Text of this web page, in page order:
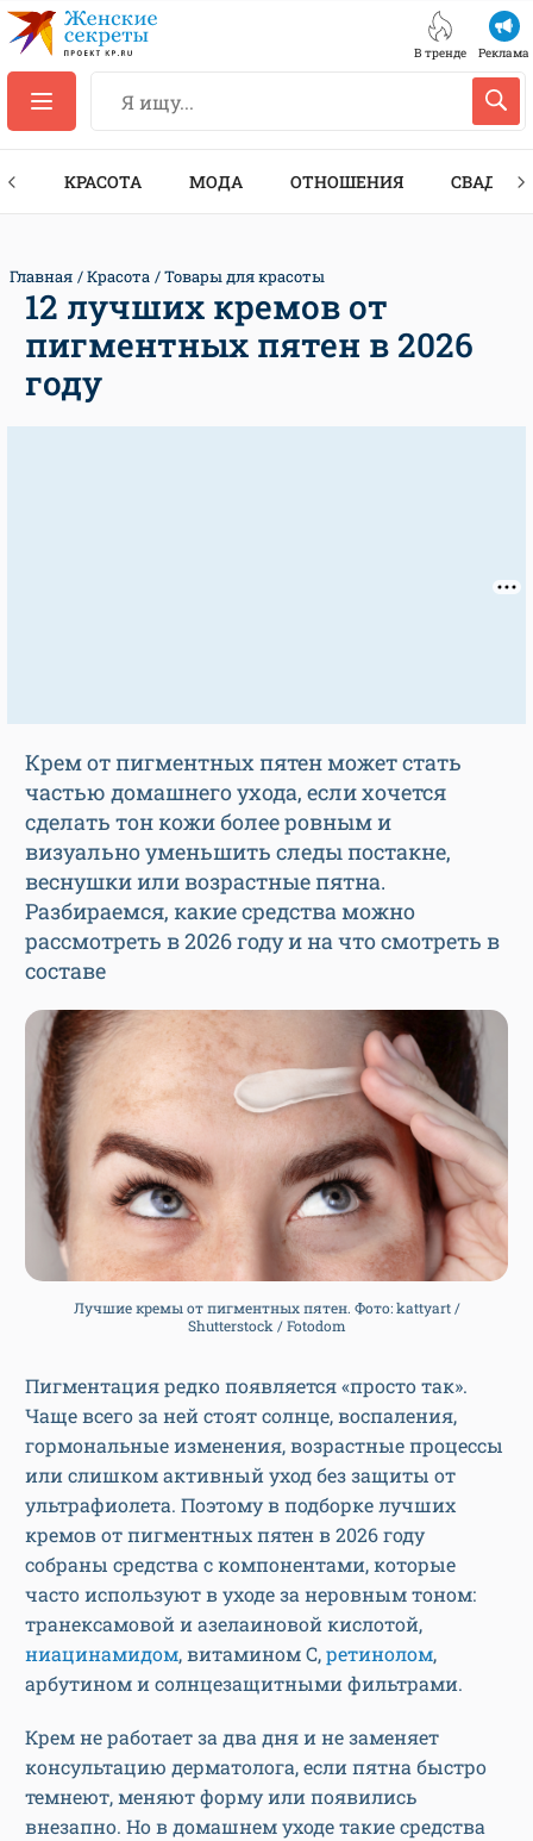
В тренде Реклама
КРАСОТА МОДА ОТНОШЕНИЯ СВАДЬБА
Главная Красота Товары для красоты
12 лучших кремов от
пигментных пятен в 2026
году
Крем от пигментных пятен может стать
частью домашнего ухода, если хочется
сделать тон кожи более ровным и
визуально уменьшить следы постакне,
веснушки или возрастные пятна.
Разбираемся, какие средства можно
рассмотреть в 2026 году и на что смотреть в
составе
Лучшие кремы от пигментных пятен. Фото: kattyart /
Shutterstock / Fotodom
Пигментация редко появляется «просто так».
Чаще всего за ней стоят солнце, воспаления,
гормональные изменения, возрастные процессы
или слишком активный уход без защиты от
ультрафиолета. Поэтому в подборке лучших
кремов от пигментных пятен в 2026 году
собраны средства с компонентами, которые
часто используют в уходе за неровным тоном:
транексамовой и азелаиновой кислотой,
ниацинамидом, витамином C,ретинолом,
арбутином и солнцезащитными фильтрами.
Крем не работает за два дня и не заменяет
консультацию дерматолога, если пятна быстро
темнеют, меняют форму или появились
внезапно. Но в домашнем уходе такие средства